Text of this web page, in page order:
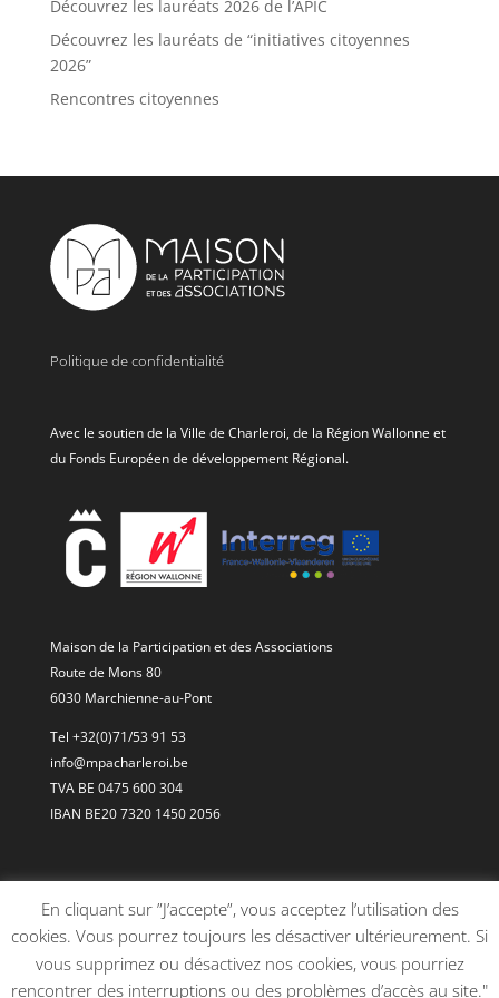
Découvrez les lauréats 2026 de l’APIC
Découvrez les lauréats de “initiatives citoyennes
2026”
Rencontres citoyennes
Politique de confidentialité
Avec le soutien de la Ville de Charleroi, de la Région Wallonne et
du Fonds Européen de développement Régional.
Maison de la Participation et des Associations
Route de Mons 80
6030 Marchienne-au-Pont
Tel +32(0)71/53 91 53
info@mpacharleroi.be
TVA BE 0475 600 304
IBAN BE20 7320 1450 2056
En cliquant sur ”J’accepte”, vous acceptez l’utilisation des
cookies. Vous pourrez toujours les désactiver ultérieurement. Si
vous supprimez ou désactivez nos cookies, vous pourriez
rencontrer des interruptions ou des problèmes d’accès au site."